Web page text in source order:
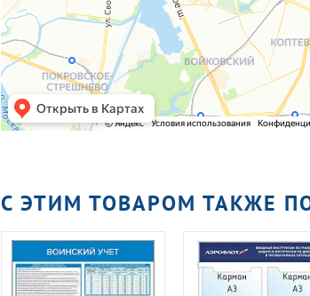
С ЭТИМ ТОВАРОМ ТАКЖЕ